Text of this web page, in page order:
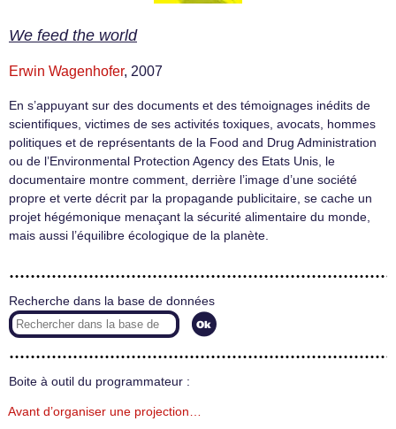
We feed the world
Erwin Wagenhofer, 2007
En s’appuyant sur des documents et des témoignages inédits de
scientifiques, victimes de ses activités toxiques, avocats, hommes
politiques et de représentants de la Food and Drug Administration
ou de l’Environmental Protection Agency des Etats Unis, le
documentaire montre comment, derrière l’image d’une société
propre et verte décrit par la propagande publicitaire, se cache un
projet hégémonique menaçant la sécurité alimentaire du monde,
mais aussi l’équilibre écologique de la planète.
Recherche dans la base de données
Boite à outil du programmateur :
Avant d’organiser une projection…